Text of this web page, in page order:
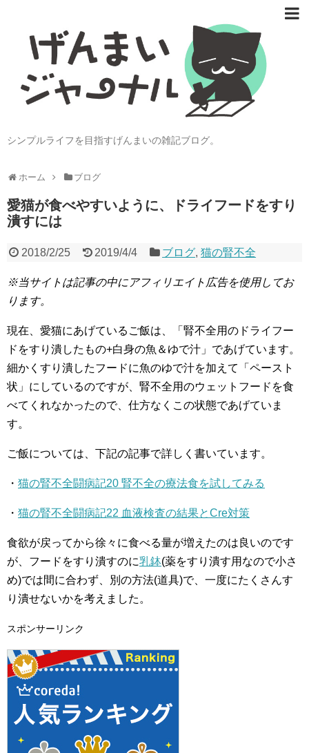
シンプルライフを目指すげんまいの雑記ブログ。
ホーム ブログ
愛猫が食べやすいように、ドライフードをすり
潰すには
2018/2/25 2019/4/4 ブログ,猫の腎不全
※当サイトは記事の中にアフィリエイト広告を使用してお
ります。
現在、愛猫にあげているご飯は、「腎不全用のドライフー
ドをすり潰したもの+白身の魚＆ゆで汁」であげています。
細かくすり潰したフードに魚のゆで汁を加えて「ペースト
状」にしているのですが、腎不全用のウェットフードを食
べてくれなかったので、仕方なくこの状態であげていま
す。
ご飯については、下記の記事で詳しく書いています。
・ 猫の腎不全闘病記20 腎不全の療法食を試してみる
・ 猫の腎不全闘病記22 血液検査の結果とCre対策
食欲が戻ってから徐々に食べる量が増えたのは良いのです
が、フードをすり潰すのに乳鉢(薬をすり潰す用なので小さ
め)では間に合わず、別の方法(道具)で、一度にたくさんす
り潰せないかを考えました。
スポンサーリンク